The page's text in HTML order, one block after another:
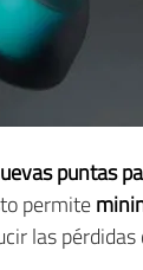
puntas
permite
las pérdidas